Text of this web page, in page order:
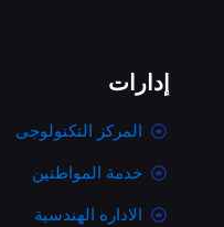
إدارات
المركز التكنولوجى
خدمة المواطنين
الاداره الهندسية